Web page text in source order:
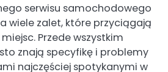
serwisu samochodowego
wiele zalet, które przyciągają
Przede wszystkim
znają specyfikę i problemy
najczęściej spotykanymi w